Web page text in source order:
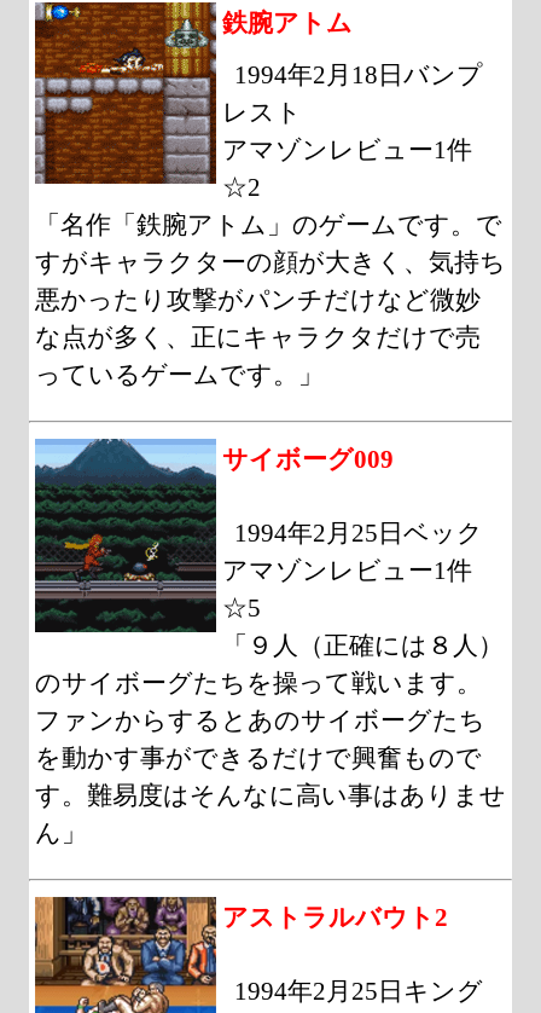
鉄腕アトム
1994年2月18日バンプ
レスト
アマゾンレビュー1件
☆2
「名作「鉄腕アトム」のゲームです。で
すがキャラクターの顔が大きく、気持ち
悪かったり攻撃がパンチだけなど微妙
な点が多く、正にキャラクタだけで売
っているゲームです。」
サイボーグ009
1994年2月25日ベック
アマゾンレビュー1件
☆5
「９人（正確には８人）
のサイボーグたちを操って戦います。
ファンからするとあのサイボーグたち
を動かす事ができるだけで興奮もので
す。難易度はそんなに高い事はありませ
ん」
アストラルバウト2
1994年2月25日キング